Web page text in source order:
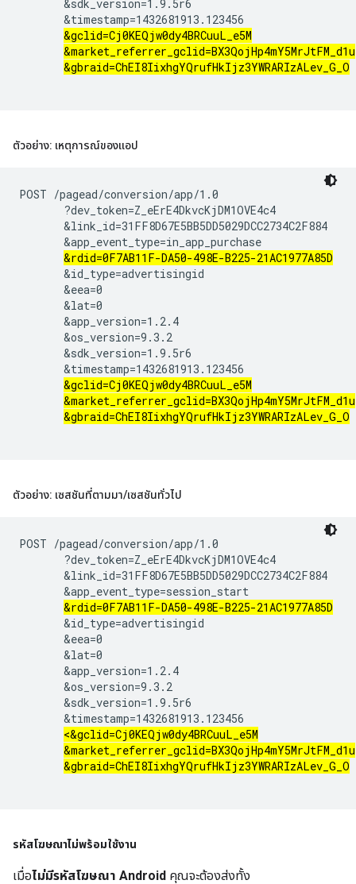
       &sdk_version=1.9.5r6
       &timestamp=1432681913.123456
&gclid=Cj0KEQjw0dy4BRCuuL_e5M
&market_referrer_gclid=BX3QojHp4mY5MrJtFM_d1u
&gbraid=ChEI8IixhgYQrufHkIjz3YWRARIzALev_G_O
ตัวอย่าง: เหตุการณ์ของแอป
POST /pagead/conversion/app/1.0
       ?dev_token=Z_eErE4DkvcKjDM1OVE4c4
       &link_id=31FF8D67E5BB5DD5029DCC2734C2F884
       &app_event_type=in_app_purchase
&rdid=0F7AB11F-DA50-498E-B225-21AC1977A85D
       &id_type=advertisingid
       &eea=0
       &lat=0
       &app_version=1.2.4
       &os_version=9.3.2
       &sdk_version=1.9.5r6
       &timestamp=1432681913.123456
&gclid=Cj0KEQjw0dy4BRCuuL_e5M
&market_referrer_gclid=BX3QojHp4mY5MrJtFM_d1u
&gbraid=ChEI8IixhgYQrufHkIjz3YWRARIzALev_G_O
ตัวอย่าง: เซสชันที่ตามมา/เซสชันทั่วไป
POST /pagead/conversion/app/1.0
       ?dev_token=Z_eErE4DkvcKjDM1OVE4c4
       &link_id=31FF8D67E5BB5DD5029DCC2734C2F884
       &app_event_type=session_start
&rdid=0F7AB11F-DA50-498E-B225-21AC1977A85D
       &id_type=advertisingid
       &eea=0
       &lat=0
       &app_version=1.2.4
       &os_version=9.3.2
       &sdk_version=1.9.5r6
       &timestamp=1432681913.123456
<&gclid=Cj0KEQjw0dy4BRCuuL_e5M
&market_referrer_gclid=BX3QojHp4mY5MrJtFM_d1u
&gbraid=ChEI8IixhgYQrufHkIjz3YWRARIzALev_G_O
รหัสโฆษณาไม่พร้อมใช้งาน
เมื่อไม่มีรหัสโฆษณา Android คุณจะต้องส่งทั้ง